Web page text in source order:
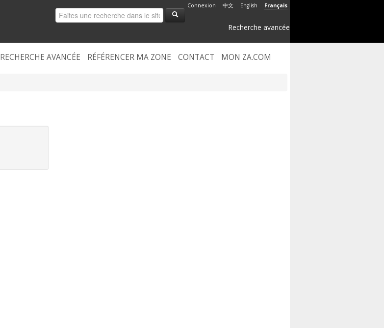
Connexion 中文 English Français
Recherche avancée
RECHERCHE AVANCÉE RÉFÉRENCER MA ZONE CONTACT MON ZA.COM